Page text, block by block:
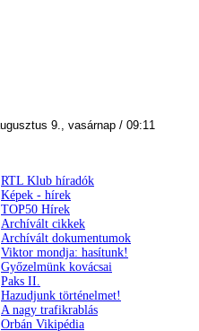
RTL Klub híradók
Képek - hírek
TOP50 Hírek
Archívált cikkek
Archívált dokumentumok
Viktor mondja: hasítunk!
Győzelmünk kovácsai
Paks II.
Hazudjunk történelmet!
A nagy trafikrablás
Orbán Vikipédia